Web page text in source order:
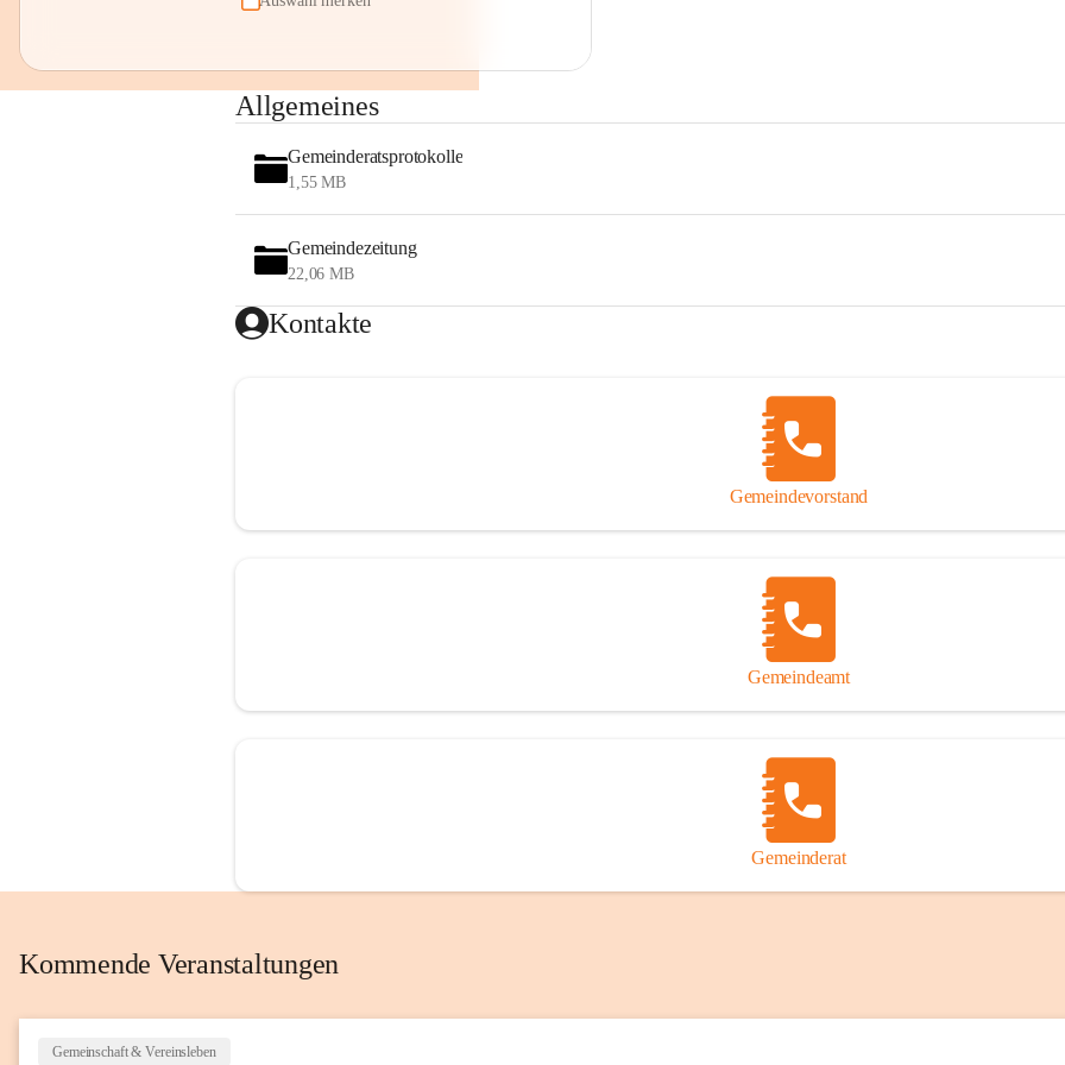
Allgemeines
Gemeinderatsprotokolle
1,55 MB
Gemeindezeitung
22,06 MB
Kontakte
Gemeindevorstand
Gemeindeamt
Gemeinderat
Kommende Veranstaltungen
Gemeinschaft & Vereinsleben